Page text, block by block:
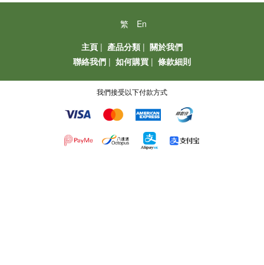
繁
En
主頁 | 產品分類 | 關於我們
聯絡我們 | 如何購買 | 條款細則
我們接受以下付款方式